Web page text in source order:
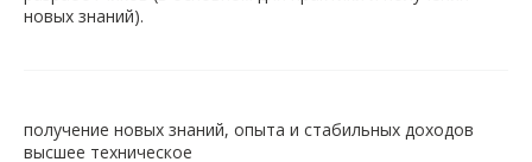
новых знаний).
получение новых знаний, опыта и стабильных доходов
высшее техническое